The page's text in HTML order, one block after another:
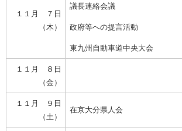
１１月 ７日
（木）
議長連絡会議
政府等への提言活動
東九州自動車道中央大会
１１月 ８日
（金）
１１月 ９日
（土）
在京大分県人会